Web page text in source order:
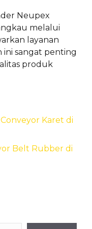
Neupex
melalui
layanan
sangat penting
produk
Karet di
Belt Rubber di